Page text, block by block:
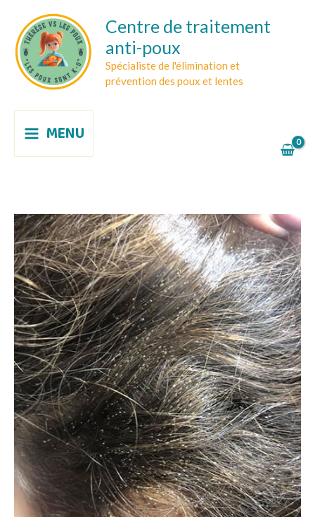
contenu
Centre de traitement
anti-poux
Spécialiste de l'élimination et
prévention des poux et lentes
MENU